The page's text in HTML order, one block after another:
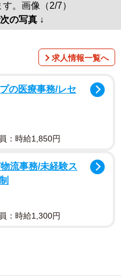
。画像（2/7）
の写真 ↓
求人情報一覧へ
の医療事務/レセ
：時給1,850円
流事務/未経験ス
：時給1,300円